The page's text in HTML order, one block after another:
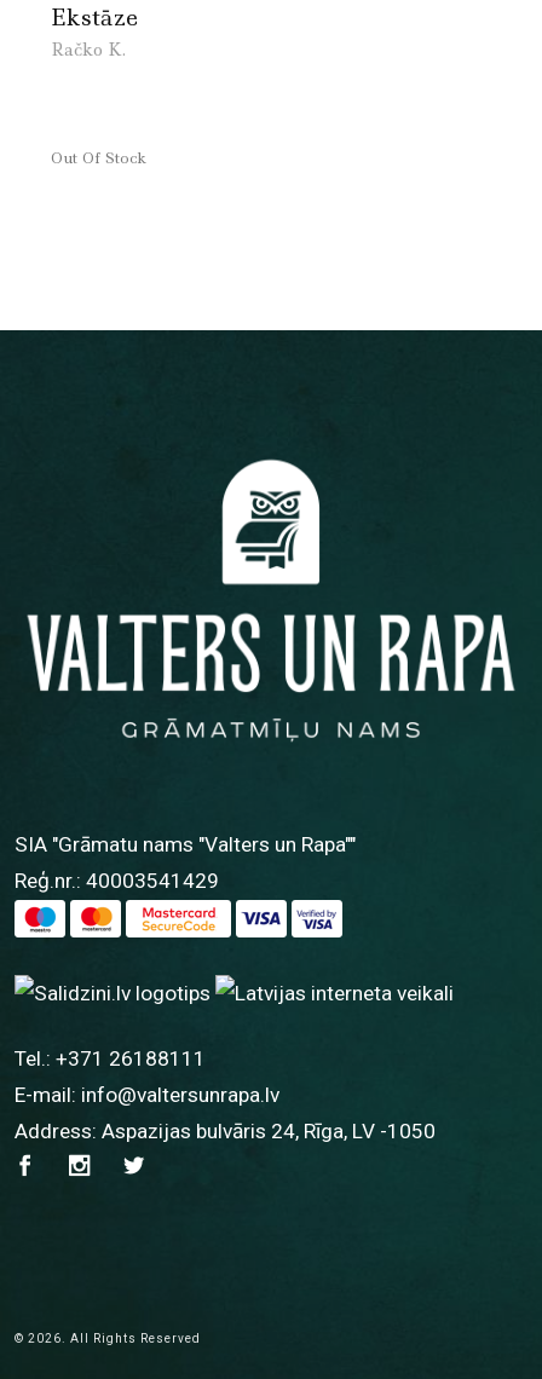
Ekstāze
Račko K.
Out Of Stock
SIA "Grāmatu nams "Valters un Rapa""
Reģ.nr.: 40003541429
Tel.: +371 26188111
E-mail: info@valtersunrapa.lv
Address: Aspazijas bulvāris 24, Rīga, LV -1050
© 2026. All Rights Reserved